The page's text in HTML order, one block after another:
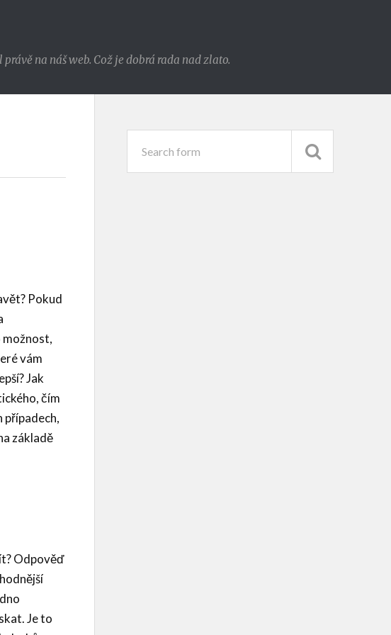
na náš web. Což je dobrá rada nad zlato.
Pokud
možnost,
vám
Jak
čím
případech,
základě
Odpověď
Je to